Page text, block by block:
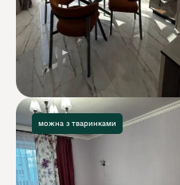
можна з дітьми
можна з тваринками